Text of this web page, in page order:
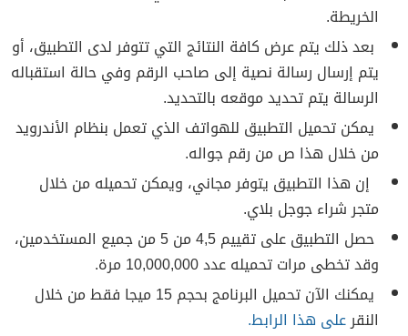
الخريطة.
بعد ذلك يتم عرض كافة النتائج التي تتوفر لدى التطبيق، أو
يتم إرسال رسالة نصية إلى صاحب الرقم وفي حالة استقباله
الرسالة يتم تحديد موقعه بالتحديد.
يمكن تحميل التطبيق للهواتف الذي تعمل بنظام الأندرويد
من خلال هذا ص من رقم جواله.
إن هذا التطبيق يتوفر مجاني، ويمكن تحميله من خلال
متجر شراء جوجل بلاي.
حصل التطبيق على تقييم 4,5 من 5 من جميع المستخدمين،
وقد تخطى مرات تحميله عدد 10,000,000 مرة.
يمكنك الآن تحميل البرنامج بحجم 15 ميجا فقط من خلال
النقرعلى هذا الرابط.